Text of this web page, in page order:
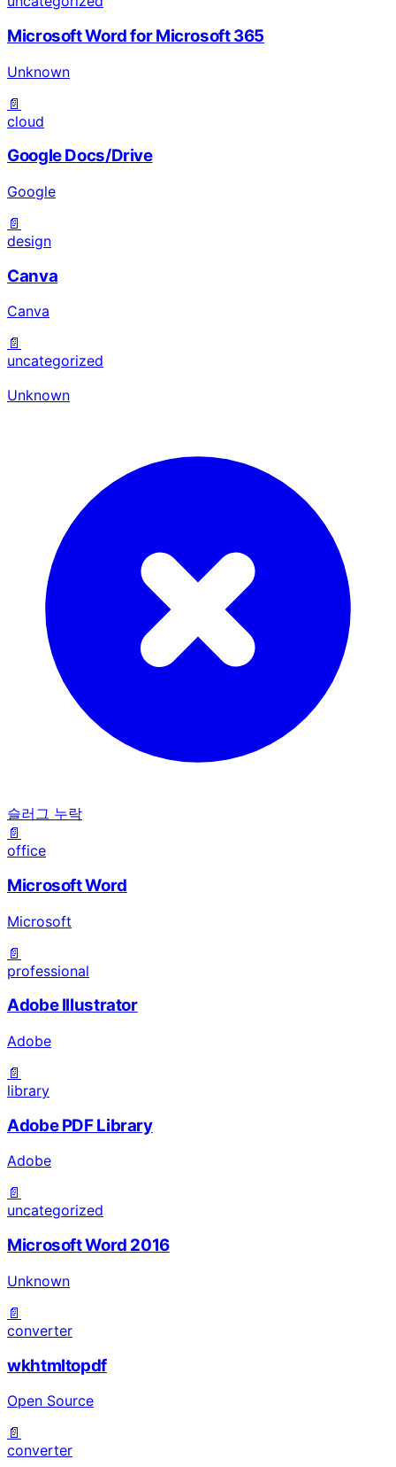
Microsoft Word for Microsoft 365
Unknown
📄
cloud
Google Docs/Drive
Google
📄
design
Canva
Canva
📄
uncategorized
Unknown
슬러그 누락
📄
office
Microsoft Word
Microsoft
📄
professional
Adobe Illustrator
Adobe
📄
library
Adobe PDF Library
Adobe
📄
uncategorized
Microsoft Word 2016
Unknown
📄
converter
wkhtmltopdf
Open Source
📄
converter